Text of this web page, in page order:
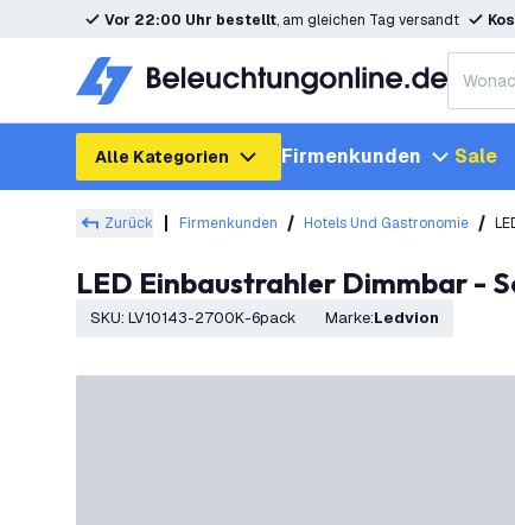
Vor 22:00 Uhr bestellt, am gleichen Tag versandt
Alle Kategorien Firmenkunden Sale
Zurück Firmenkunden Hotels Und Gastronomie
LED Einbaustrahler Dimmbar -
SKU: LV10143-2700K-6pack Marke: Ledvion